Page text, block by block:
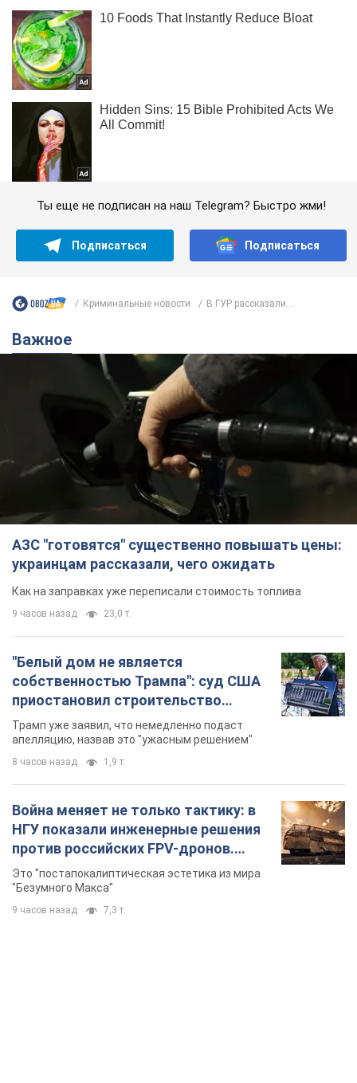
Ты еще не подписан на наш Telegram? Быстро жми!
Подписаться Подписаться
Криминальные новости В ГУР рассказали...
Важное
АЗС "готовятся" существенно повышать цены:
украинцам рассказали, чего ожидать
Как на заправках уже переписали стоимость топлива
9 часов назад 23,0 т.
"Белый дом не является
собственностью Трампа": суд США
приостановил строительство
бального зала стоимостью 400 млн
долларов
Трамп уже заявил, что немедленно подаст
апелляцию, назвав это "ужасным решением"
8 часов назад 1,9 т.
Война меняет не только тактику: в
НГУ показали инженерные решения
против российских FPV-дронов.
Фото
Это "постапокалиптическая эстетика из мира
"Безумного Макса"
9 часов назад 7,3 т.